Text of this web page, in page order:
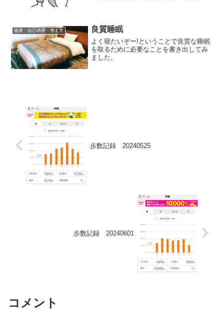
健康・自己研鑽・考え方 良質睡眠
よく寝たいぞー!ということで良質な睡眠
を取るために必要なことを書き出してみ
ました。
歩数記録 20240525
歩数記録 20240601
コメント